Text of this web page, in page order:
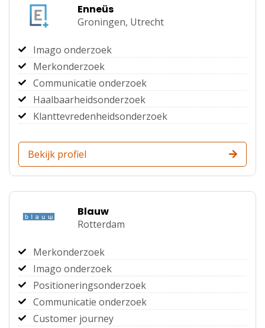
Enneüs
Groningen, Utrecht
Imago onderzoek
Merkonderzoek
Communicatie onderzoek
Haalbaarheidsonderzoek
Klanttevredenheidsonderzoek
Bekijk profiel
Blauw
Rotterdam
Merkonderzoek
Imago onderzoek
Positioneringsonderzoek
Communicatie onderzoek
Customer journey